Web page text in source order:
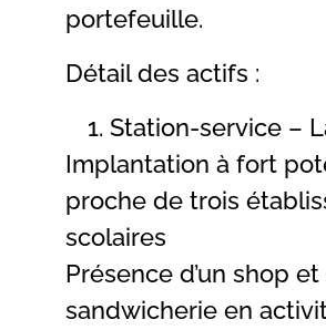
portefeuille.
Détail des actifs :
Station-service –
Implantation à fort
proche de trois
scolaires
Présence d’un shop et
sandwicherie en